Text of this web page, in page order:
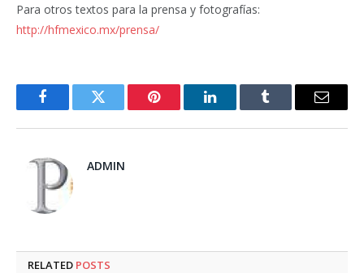
Para otros textos para la prensa y fotografías:
http://hfmexico.mx/prensa/
FacebookTwitter Pinterest LinkedInTumblr Email
ADMIN
RELATED POSTS